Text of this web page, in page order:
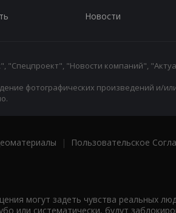
Новости
"Новости компаний",
фотографических произведений и/
| Пользовательское
могут задеть чувства реальных
или систематически, будут